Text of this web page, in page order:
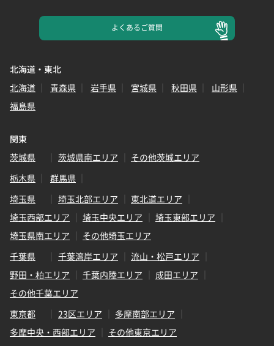
よくあるご質問
北海道・東北
北海道
青森県 岩手県 宮城県 秋田県
山形県
福島県
関東
茨城県
茨城県南エリア
その他茨城エリア
栃木県
群馬県
埼玉県
埼玉北部エリア
東北道エリア
埼玉西部エリア
埼玉中央エリア
埼玉東部エリア
埼玉県南エリア
その他埼玉エリア
千葉県
千葉湾岸エリア
流山・松戸エリア
野田・柏エリア
千葉内陸エリア
成田エリア
その他千葉エリア
東京都
23区エリア
多摩南部エリア
多摩中央・西部エリア
その他東京エリア